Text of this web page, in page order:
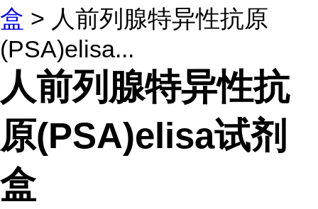
盒 > 人前列腺特异性抗原
(PSA)elisa...
人前列腺特异性抗
原(PSA)elisa试剂
盒